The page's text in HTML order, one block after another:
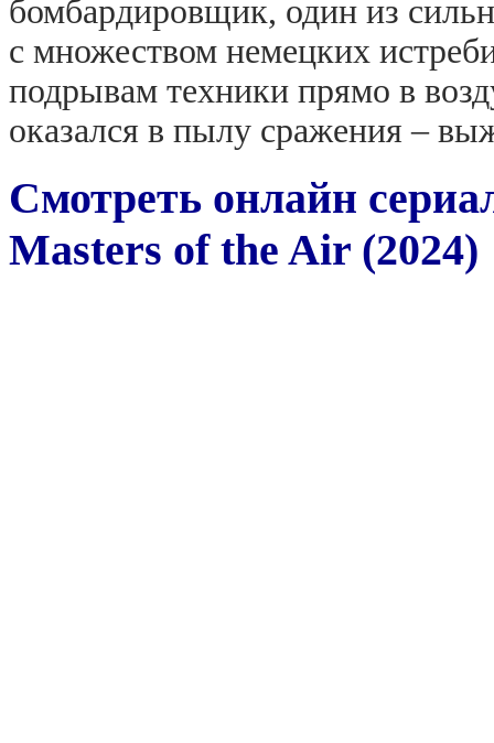
бомбардировщик, один из
с множеством немецких
подрывам техники прямо в
оказался в пылу сражения –
Смотреть онлайн
Masters of the Air (2024)